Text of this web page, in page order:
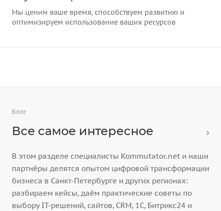
Мы ценим ваше время, способствуем развитию и
оптимизируем использование ваших ресурсов
Блог
Все самое интересное
В этом разделе специалисты Kommutator.net и наши
партнёры делятся опытом цифровой трансформации
бизнеса в Санкт-Петербурге и других регионах:
разбираем кейсы, даём практические советы по
выбору IT-решений, сайтов, CRM, 1С, Битрикс24 и